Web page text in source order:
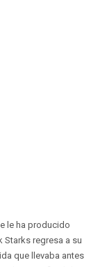
le ha producido
Starks regresa a su
que llevaba antes